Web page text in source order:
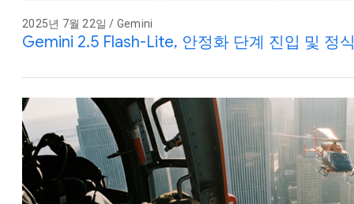
2025년 7월 22일 / Gemini
Gemini 2.5 Flash-Lite, 안정화 단계 진입 및 정